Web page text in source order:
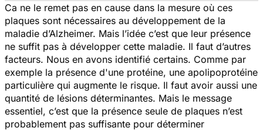
Ca ne le remet pas en cause dans la mesure où ces
plaques sont nécessaires au développement de la
maladie d’Alzheimer. Mais l’idée c’est que leur présence
ne suffit pas à développer cette maladie. Il faut d’autres
facteurs. Nous en avons identifié certains. Comme par
exemple la présence d'une protéine, une apolipoprotéine
particulière qui augmente le risque. Il faut avoir aussi une
quantité de lésions déterminantes. Mais le message
essentiel, c’est que la présence seule de plaques n’est
probablement pas suffisante pour déterminer